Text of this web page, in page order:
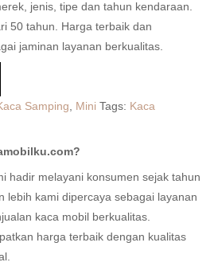
jenis, tipe dan tahun kendaraan.
50 tahun. Harga terbaik dan
jaminan layanan berkualitas.
Samping, Mini Tags: Kaca
hadir melayani konsumen sejak tahun
lebih kami dipercaya sebagai layanan
kaca mobil berkualitas.
harga terbaik dengan kualitas